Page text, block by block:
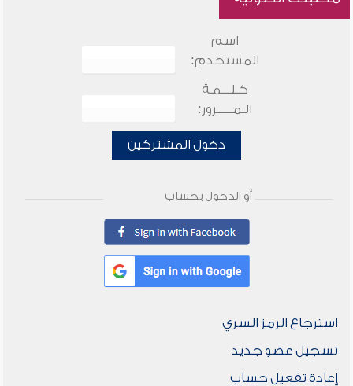
اسم
المستخدم:
كـلـــمـة
الـمـــــرور:
دخول المشتركين
أو الدخول بحساب
استرجاع الرمز السري
تسجيل عضو جديد
إعادة تفعيل حساب